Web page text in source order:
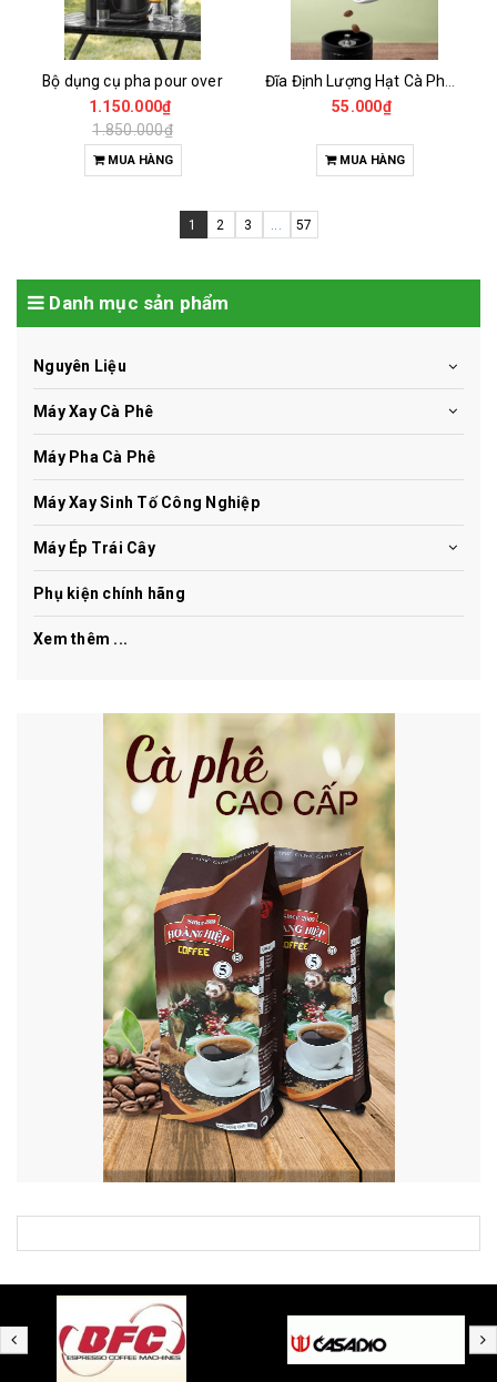
Bộ dụng cụ pha pour over
1.150.000₫
1.850.000₫
MUA HÀNG
55.000₫
MUA HÀNG
1 2 3 ... 57
Danh mục sản phẩm
Nguyên Liệu
Máy Xay Cà Phê
Máy Pha Cà Phê
Máy Xay Sinh Tố Công Nghiệp
Máy Ép Trái Cây
Phụ kiện chính hãng
Xem thêm ...